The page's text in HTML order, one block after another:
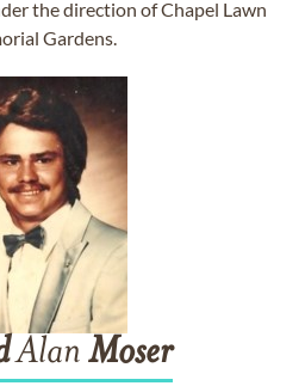
the direction of Chapel Lawn
Gardens.
Alan Moser